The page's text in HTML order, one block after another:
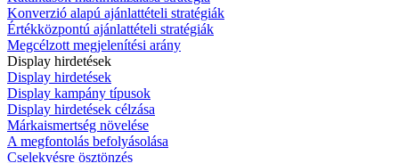
Konverzió alapú ajánlattételi stratégiák
Értékközpontú ajánlattételi stratégiák
Megcélzott megjelenítési arány
Display hirdetések
Display hirdetések
Display kampány típusok
Display hirdetések célzása
Márkaismertség növelése
A megfontolás befolyásolása
Cselekvésre ösztönzés